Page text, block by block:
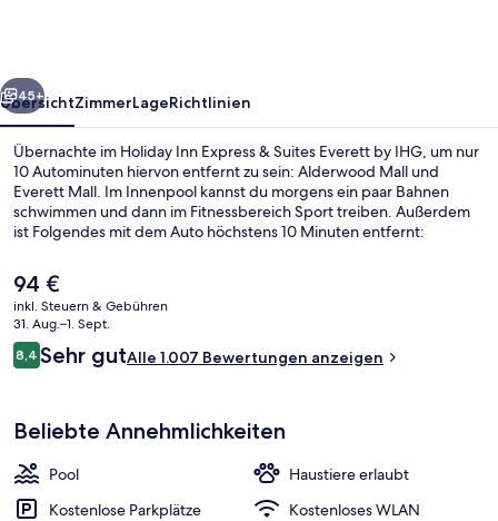
by
IHG
Weiter
45+
ÜbersichtZimmerLageRichtlinien
Übernachte im Holiday Inn Express & Suites Everett by IHG, um nur
10 Autominuten hiervon entfernt zu sein: Alderwood Mall und
Everett Mall. Im Innenpool kannst du morgens ein paar Bahnen
schwimmen und dann im Fitnessbereich Sport treiben. Außerdem
ist Folgendes mit dem Auto höchstens 10 Minuten entfernt:
Everett. Anderen Reisenden gefallen die bequemen Betten und
das hilfsbereite Personal sehr gut.
Der
aktuelle
Preis
beträgt
94 €.
94 €
inkl. Steuern & Gebühren
31. Aug.–1. Sept.
Bewertungen
8,48,4 von 10.
Sehr gutAlle 1.007 Bewertungen anzeigen
Beliebte Annehmlichkeiten
Pool
Haustiere erlaubt
Kostenlose Parkplätze
Kostenloses WLAN